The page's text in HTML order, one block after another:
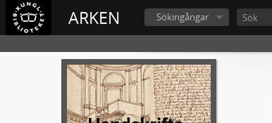
ARKEN Sökingångar